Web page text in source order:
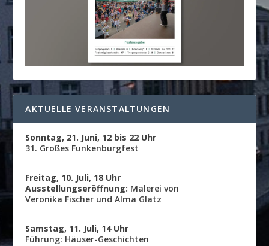
AKTUELLE VERANSTALTUNGEN
Sonntag, 21. Juni, 12 bis 22 Uhr
31. Großes Funkenburgfest
Freitag, 10. Juli, 18 Uhr
Ausstellungseröffnung: Malerei von
Veronika Fischer und Alma Glatz
Samstag, 11. Juli, 14 Uhr
Führung: Häuser-Geschichten